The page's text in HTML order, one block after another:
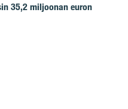
35,2 miljoonan euron